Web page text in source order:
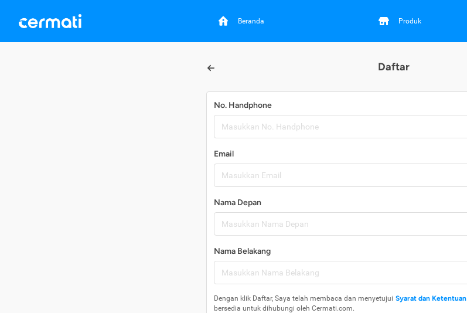
Beranda Produk
Daftar
No. Handphone
Email
Nama Depan
Nama Belakang
Dengan klik Daftar, Saya telah membaca dan menyetujui Syarat dan Ketentuan
bersedia untuk dihubungi oleh Cermati.com.